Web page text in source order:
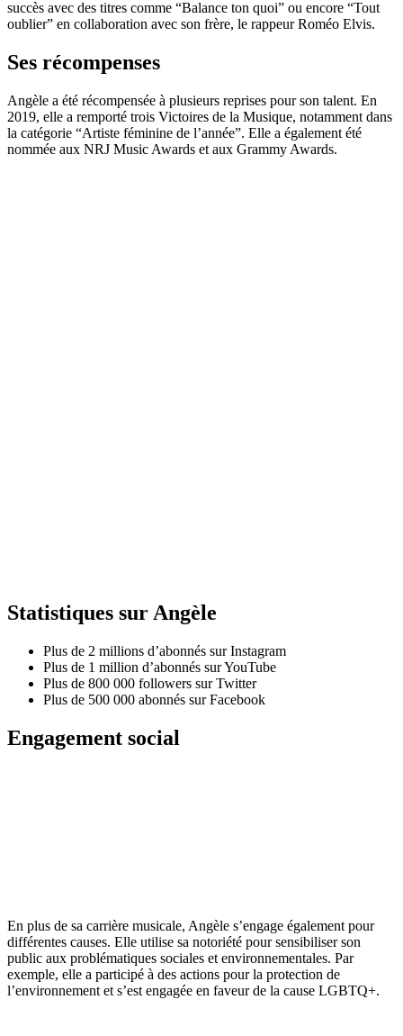
succès avec des titres comme “Balance ton quoi” ou encore “Tout
oublier” en collaboration avec son frère, le rappeur Roméo Elvis.
Ses récompenses
Angèle a été récompensée à plusieurs reprises pour son talent. En
2019, elle a remporté trois Victoires de la Musique, notamment dans
la catégorie “Artiste féminine de l’année”. Elle a également été
nommée aux NRJ Music Awards et aux Grammy Awards.
Statistiques sur Angèle
Plus de 2 millions d’abonnés sur Instagram
Plus de 1 million d’abonnés sur YouTube
Plus de 800 000 followers sur Twitter
Plus de 500 000 abonnés sur Facebook
Engagement social
En plus de sa carrière musicale, Angèle s’engage également pour
différentes causes. Elle utilise sa notoriété pour sensibiliser son
public aux problématiques sociales et environnementales. Par
exemple, elle a participé à des actions pour la protection de
l’environnement et s’est engagée en faveur de la cause LGBTQ+.